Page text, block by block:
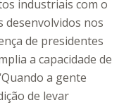
industriais com o
nos
de presidentes
a capacidade de
a gente
de levar